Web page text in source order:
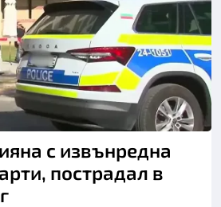
с извънредна
пострадал в